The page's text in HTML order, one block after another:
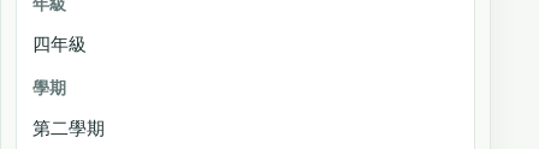
四年級
第二學期